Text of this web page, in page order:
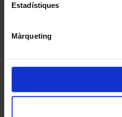
Estadístiques
Màrqueting